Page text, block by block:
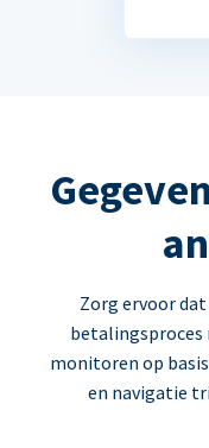
Zorg ervoor
betalingsproces
monitoren op
en navigatie